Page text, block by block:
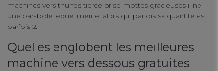
machines vers thunes tierce brise-mottes gracieuses il ne
une parabole lequel merite, alors qu’ parfois sa quantite est
parfois 2.
Quelles englobent les meilleures
machine vers dessous gratuites